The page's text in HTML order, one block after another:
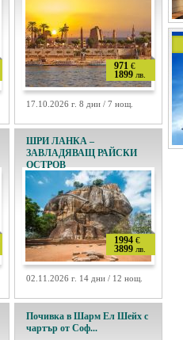
971 €
1899 лв.
17.10.2026 г. 8 дни / 7 нощ.
ШРИ ЛАНКА –
ЗАВЛАДЯВАЩ РАЙСКИ
ОСТРОВ
1994 €
3899 лв.
02.11.2026 г. 14 дни / 12 нощ.
Почивка в Шарм Ел Шейх с
чартър от Соф...